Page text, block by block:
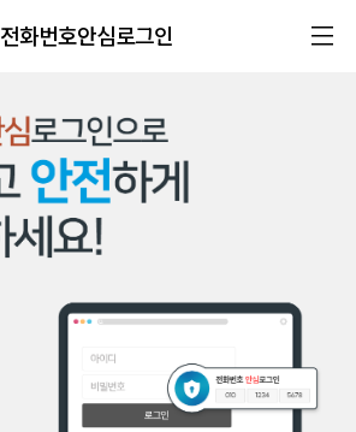
전화번호안심로그인